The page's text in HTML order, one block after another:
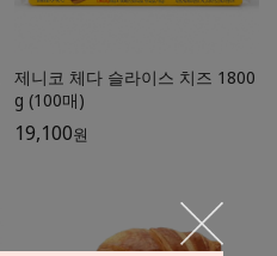
제니코 체다 슬라이스 치즈 1800
g (100매)
19,100원